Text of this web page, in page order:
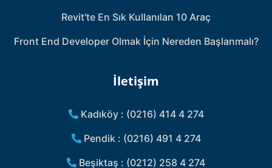
Revit'te En Sık Kullanılan 10 Araç
Front End Developer Olmak İçin Nereden Başlanmalı?
İletişim
Kadıköy : (0216) 414 4 274
Pendik : (0216) 491 4 274
Beşiktaş : (0212) 258 4 274